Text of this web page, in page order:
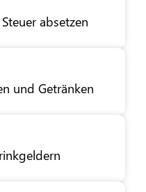
absetzen
und Getränken